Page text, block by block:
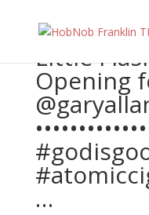
Little
Opening
…